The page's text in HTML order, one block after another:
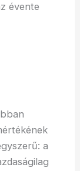
évente
a